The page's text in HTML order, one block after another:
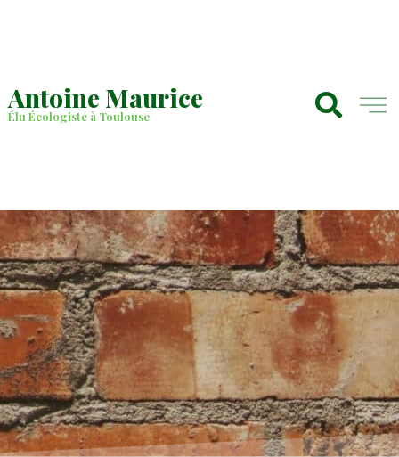
Antoine Maurice
Élu Écologiste à Toulouse